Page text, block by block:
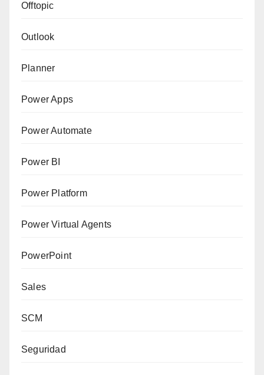
Offtopic
Outlook
Planner
Power Apps
Power Automate
Power BI
Power Platform
Power Virtual Agents
PowerPoint
Sales
SCM
Seguridad